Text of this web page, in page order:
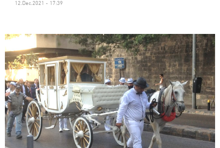
12.Dec.2021 - 17:39
Zum Warenkorb
weiter lesen Zum Warenkorb